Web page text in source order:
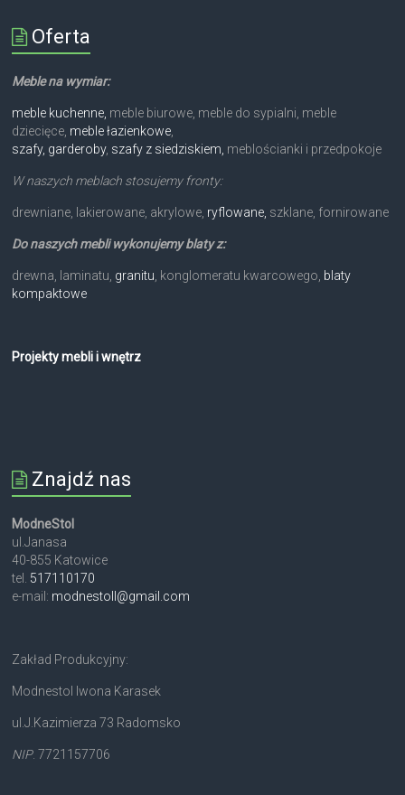
Oferta
Meble na wymiar:
meble kuchenne, meble biurowe, meble do sypialni, meble
dziecięce, meble łazienkowe,
szafy, garderoby, szafy z siedziskiem, meblościanki i przedpokoje
W naszych meblach stosujemy fronty:
drewniane, lakierowane, akrylowe, ryflowane, szklane, fornirowane
Do naszych mebli wykonujemy blaty z:
drewna, laminatu, granitu, konglomeratu kwarcowego, blaty
kompaktowe
Projekty mebli i wnętrz
Znajdź nas
ModneStol
ul.Janasa
40-855 Katowice
tel. 517110170
e-mail: modnestoll@gmail.com
Zakład Produkcyjny:
Modnestol Iwona Karasek
ul.J.Kazimierza 73 Radomsko
NIP. 7721157706